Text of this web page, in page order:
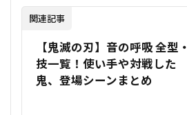
関連記事
【鬼滅の刃】音の呼吸 全型・
技一覧！使い手や対戦した
鬼、登場シーンまとめ